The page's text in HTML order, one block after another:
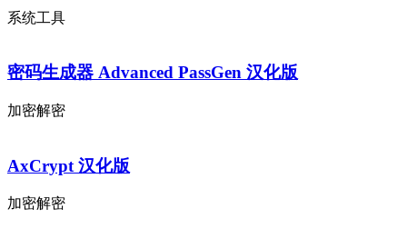
系统工具
密码生成器 Advanced PassGen 汉化版
加密解密
AxCrypt 汉化版
加密解密